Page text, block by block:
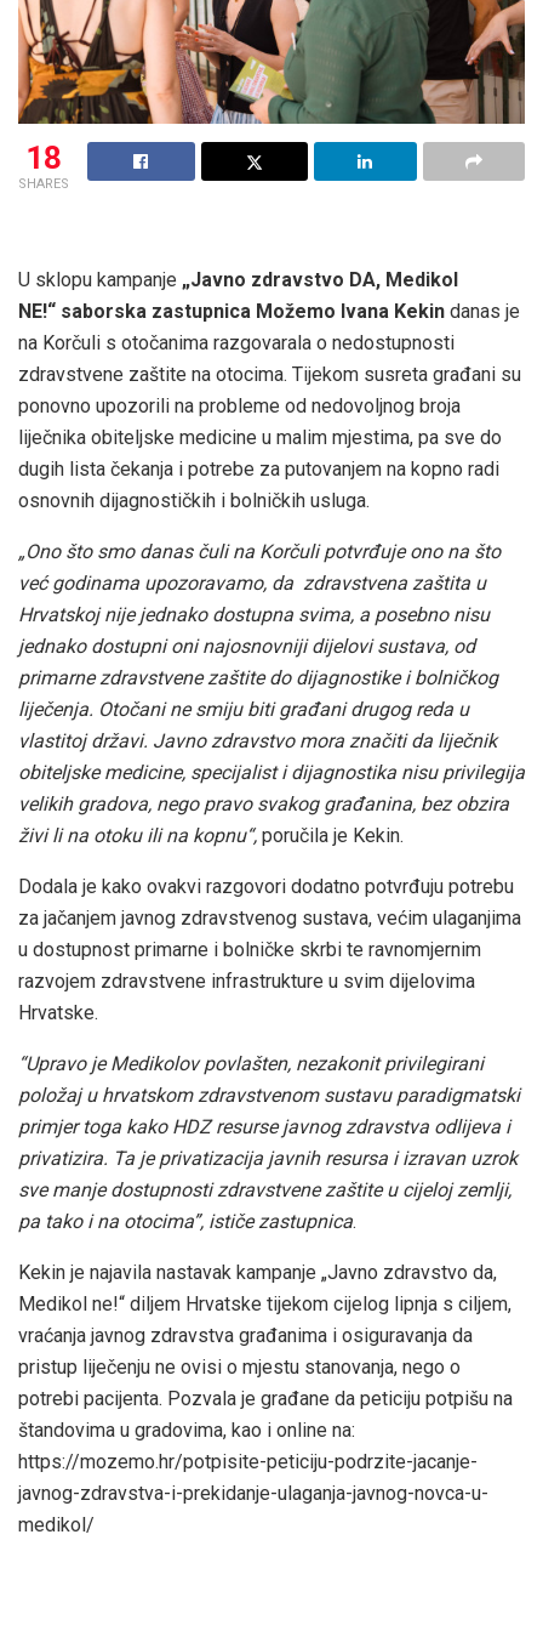
18
SHARES
U sklopu kampanje „Javno zdravstvo DA, Medikol
NE!“ saborska zastupnica Možemo Ivana Kekin danas je
na Korčuli s otočanima razgovarala o nedostupnosti
zdravstvene zaštite na otocima. Tijekom susreta građani su
ponovno upozorili na probleme od nedovoljnog broja
liječnika obiteljske medicine u malim mjestima, pa sve do
dugih lista čekanja i potrebe za putovanjem na kopno radi
osnovnih dijagnostičkih i bolničkih usluga.
„Ono što smo danas čuli na Korčuli potvrđuje ono na što
već godinama upozoravamo, da zdravstvena zaštita u
Hrvatskoj nije jednako dostupna svima, a posebno nisu
jednako dostupni oni najosnovniji dijelovi sustava, od
primarne zdravstvene zaštite do dijagnostike i bolničkog
liječenja. Otočani ne smiju biti građani drugog reda u
vlastitoj državi. Javno zdravstvo mora značiti da liječnik
obiteljske medicine, specijalist i dijagnostika nisu privilegija
velikih gradova, nego pravo svakog građanina, bez obzira
živi li na otoku ili na kopnu“, poručila je Kekin.
Dodala je kako ovakvi razgovori dodatno potvrđuju potrebu
za jačanjem javnog zdravstvenog sustava, većim ulaganjima
u dostupnost primarne i bolničke skrbi te ravnomjernim
razvojem zdravstvene infrastrukture u svim dijelovima
Hrvatske.
“Upravo je Medikolov povlašten, nezakonit privilegirani
položaj u hrvatskom zdravstvenom sustavu paradigmatski
primjer toga kako HDZ resurse javnog zdravstva odlijeva i
privatizira. Ta je privatizacija javnih resursa i izravan uzrok
sve manje dostupnosti zdravstvene zaštite u cijeloj zemlji,
pa tako i na otocima”, ističe zastupnica.
Kekin je najavila nastavak kampanje „Javno zdravstvo da,
Medikol ne!“ diljem Hrvatske tijekom cijelog lipnja s ciljem,
vraćanja javnog zdravstva građanima i osiguravanja da
pristup liječenju ne ovisi o mjestu stanovanja, nego o
potrebi pacijenta. Pozvala je građane da peticiju potpišu na
štandovima u gradovima, kao i online na:
https://mozemo.hr/potpisite-peticiju-podrzite-jacanje-
javnog-zdravstva-i-prekidanje-ulaganja-javnog-novca-u-
medikol/